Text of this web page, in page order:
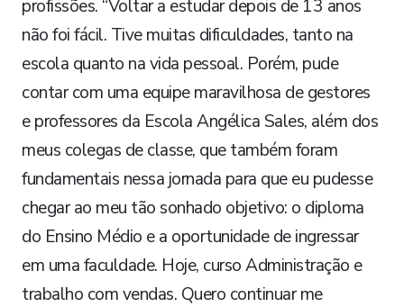
profissões. “Voltar a estudar depois de 13 anos
não foi fácil. Tive muitas dificuldades, tanto na
escola quanto na vida pessoal. Porém, pude
contar com uma equipe maravilhosa de gestores
e professores da Escola Angélica Sales, além dos
meus colegas de classe, que também foram
fundamentais nessa jornada para que eu pudesse
chegar ao meu tão sonhado objetivo: o diploma
do Ensino Médio e a oportunidade de ingressar
em uma faculdade. Hoje, curso Administração e
trabalho com vendas. Quero continuar me